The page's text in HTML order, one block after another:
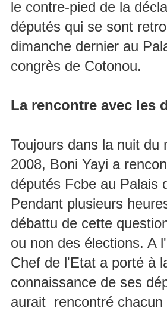
le contre-pied de la
députés qui se sont
dimanche dernier au
congrès de Cotonou.
La rencontre avec les
Toujours dans la nuit du
2008, Boni Yayi a
députés Fcbe au Palais
Pendant plusieurs
débattu de cette
ou non des élections. A
Chef de l'Etat a porté à
connaissance de ses
aurait rencontré chacun